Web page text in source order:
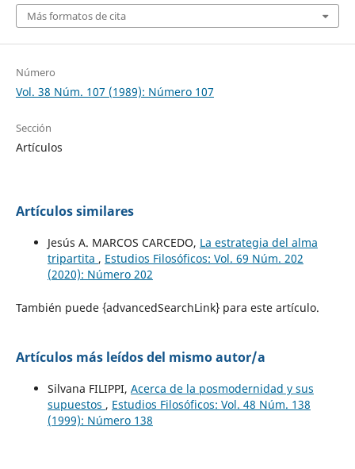
Más formatos de cita
Número
Vol. 38 Núm. 107 (1989): Número 107
Sección
Artículos
Artículos similares
Jesús A. MARCOS CARCEDO, La estrategia del alma
tripartita , Estudios Filosóficos: Vol. 69 Núm. 202
(2020): Número 202
También puede {advancedSearchLink} para este artículo.
Artículos más leídos del mismo autor/a
Silvana FILIPPI, Acerca de la posmodernidad y sus
supuestos , Estudios Filosóficos: Vol. 48 Núm. 138
(1999): Número 138